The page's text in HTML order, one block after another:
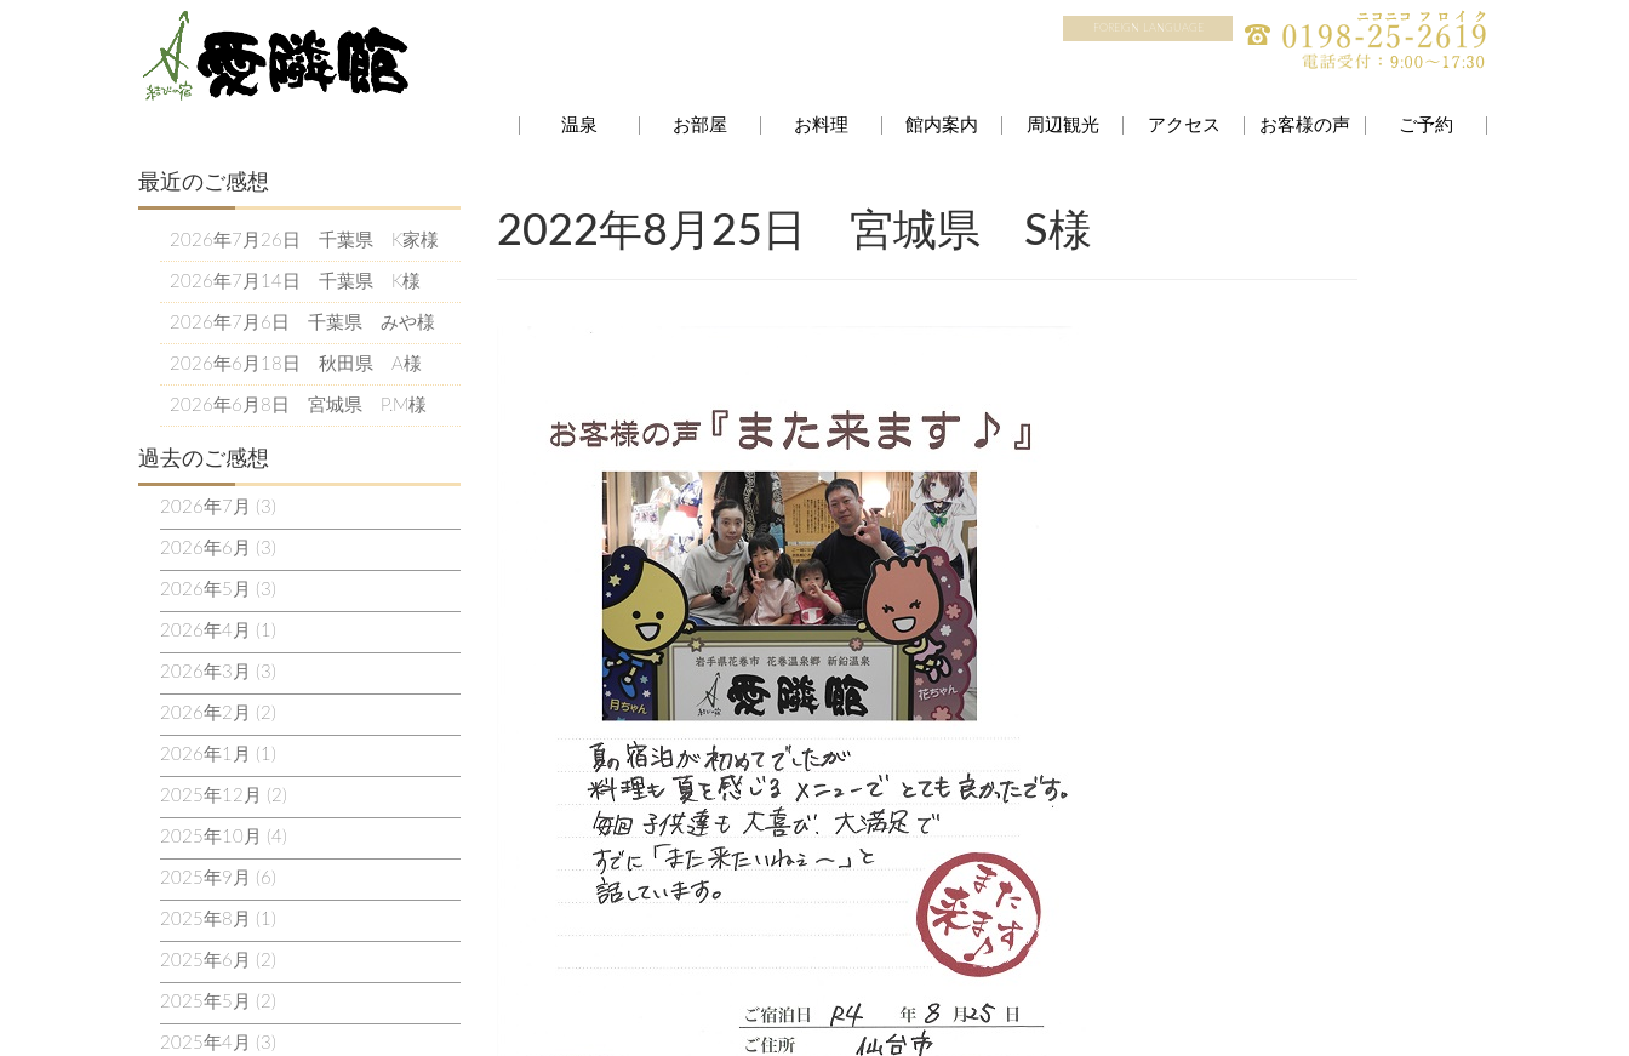
FOREIGN LANGUAGE
温泉 お部屋 お料理 館内案内 周辺観光 アクセス お客様の声 ご予約
最近のご感想
2026年7月26日 千葉県 K家様
2026年7月14日 千葉県 K様
2026年7月6日 千葉県 みや様
2026年6月18日 秋田県 A様
2026年6月8日 宮城県 P.M様
過去のご感想
2026年7月 (3)
2026年6月 (3)
2026年5月 (3)
2026年4月 (1)
2026年3月 (3)
2026年2月 (2)
2026年1月 (1)
2025年12月 (2)
2025年10月 (4)
2025年9月 (6)
2025年8月 (1)
2025年6月 (2)
2025年5月 (2)
2025年4月 (3)
2022年8月25日 宮城県 S様